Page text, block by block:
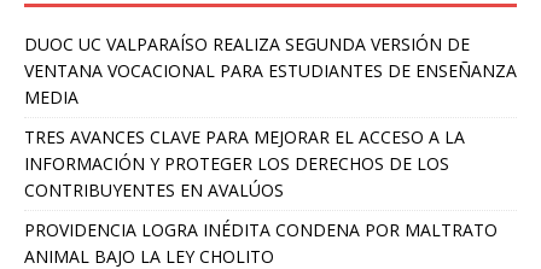
DUOC UC VALPARAÍSO REALIZA SEGUNDA VERSIÓN DE
VENTANA VOCACIONAL PARA ESTUDIANTES DE ENSEÑANZA
MEDIA
TRES AVANCES CLAVE PARA MEJORAR EL ACCESO A LA
INFORMACIÓN Y PROTEGER LOS DERECHOS DE LOS
CONTRIBUYENTES EN AVALÚOS
PROVIDENCIA LOGRA INÉDITA CONDENA POR MALTRATO
ANIMAL BAJO LA LEY CHOLITO